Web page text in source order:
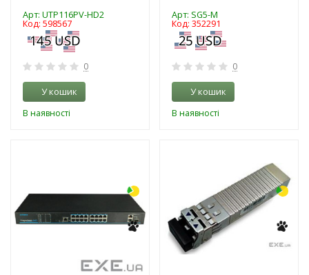
Арт: UTP116PV-HD2
Код: 598567
0
У кошик
В наявності
Арт: SG5-M
Код: 352291
0
У кошик
В наявності